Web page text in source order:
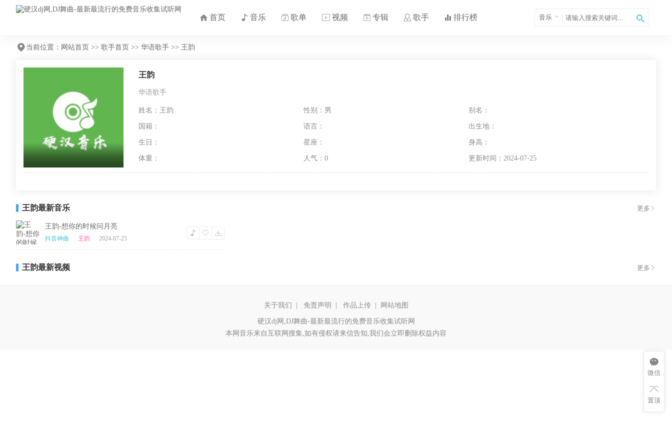
首页 音乐 歌单 视频 专辑 歌手 排行榜 音乐
当前位置： 网站首页 >> 歌手首页 >> 华语歌手 >> 王韵
王韵
华语歌手
姓名：王韵 性别：男 别名：
国籍： 语言： 出生地：
生日： 星座： 身高：
体重： 人气：0 更新时间：2024-07-25
王韵最新音乐 更多
王韵-想你的时候问月亮
抖音神曲 王韵 2024-07-25
王韵最新视频 更多
关于我们 免责声明 作品上传 网站地图
硬汉dj网,DJ舞曲-最新最流行的免费音乐收集试听网
本网音乐来自互联网搜集,如有侵权请来信告知,我们会立即删除权益内容
微信
置顶